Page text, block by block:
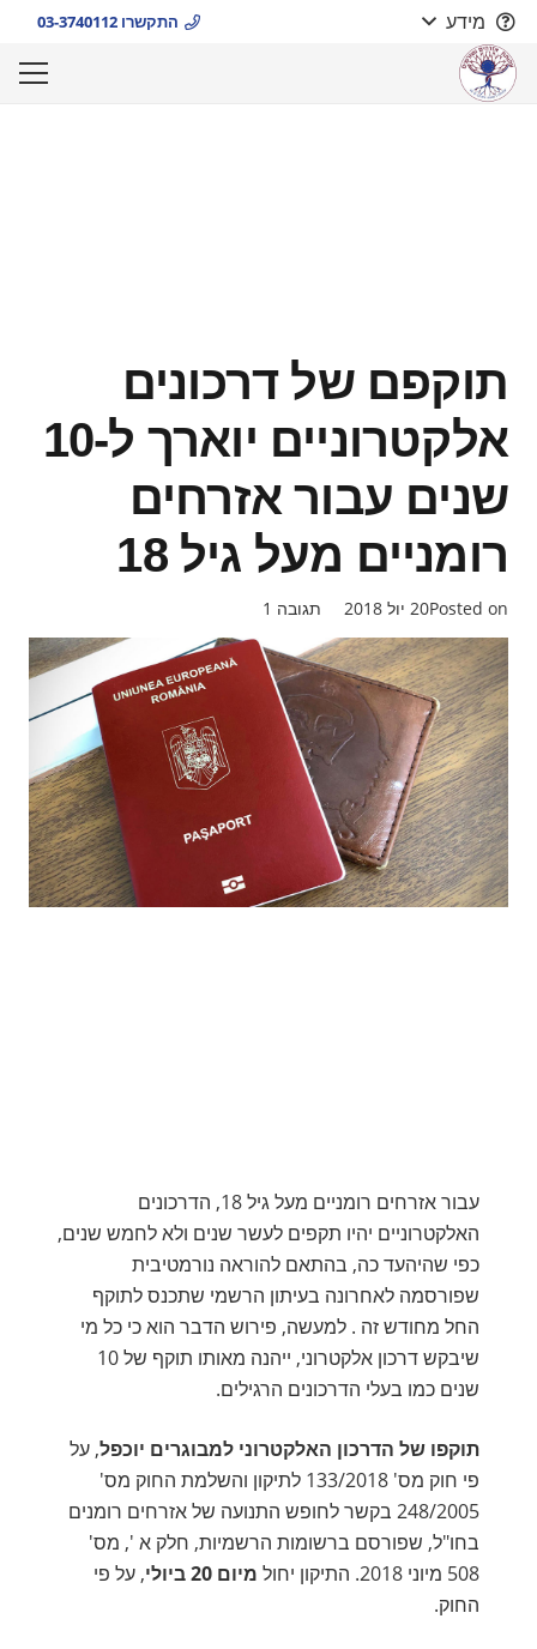
מידע התקשרו 03-3740112
תוקפם של דרכונים
אלקטרוניים יוארך ל-10
שנים עבור אזרחים
רומניים מעל גיל 18
Posted on20 יול 2018 תגובה
עבור אזרחים רומניים מעל גיל 18, הדרכונים
האלקטרוניים יהיו תקפים לעשר שנים ולא לחמש שנים,
כפי שהיהעד כה, בהתאם להוראה נורמטיבית
שפורסמה לאחרונה בעיתון הרשמי שתכנס לתוקף
החל מחודש זה . למעשה, פירוש הדבר הוא כי כל מי
שיבקש דרכון אלקטרוני, ייהנה מאותו תוקף של 10
שנים כמו בעלי הדרכונים הרגילים.
תוקפו של הדרכון האלקטרוני למבוגרים יוכפל, על
פי חוק מס' 133/2018 לתיקון והשלמת החוק מס'
248/2005 בקשר לחופש התנועה של אזרחים רומנים
בחו"ל, שפורסם ברשומות הרשמיות, חלק א ', מס'
508 מיוני 2018. התיקון יחול
מיום 20 ביולי
, על פי
החוק.